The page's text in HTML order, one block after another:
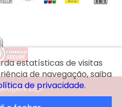
estatísticas de visitas
de navegação, saiba
de privacidade.
Zapi.